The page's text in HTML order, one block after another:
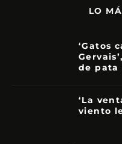
LO
‘Gatos
de pata
‘La
viento